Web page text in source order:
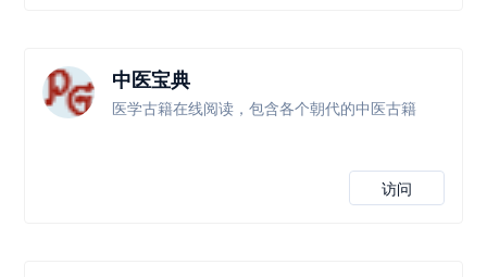
中医宝典
医学古籍在线阅读，包含各个朝代的中医古籍
访问